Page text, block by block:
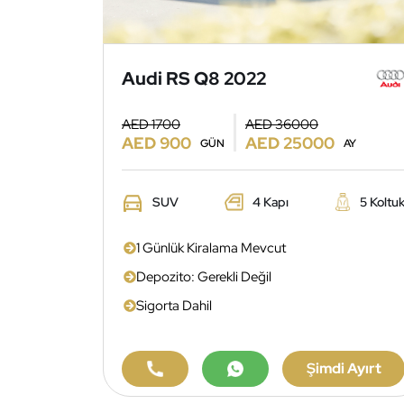
Audi RS Q8 2022
AED 1700
AED 900 GÜN
AED 36000
AED 25000 AY
SUV 4 Kapı 5 Koltuk
1 Günlük Kiralama Mevcut
Depozito: Gerekli Değil
Sigorta Dahil
Şimdi Ayırt